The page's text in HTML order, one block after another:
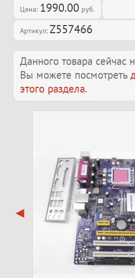
Цена: 1990.00 руб.
Артикул: Z557466
Данного товара сейчас
Вы можете посмотреть
этого раздела.